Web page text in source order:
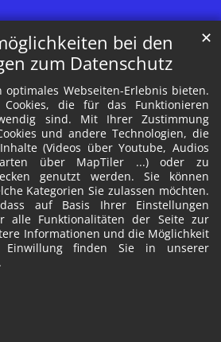
bei den
zum Datenschutz
Webseiten-Erlebnis bieten.
die für das Funktionieren
sind. Mit Ihrer Zustimmung
und andere Technologien, die
(Videos über Youtube, Audios
über MapTiler ...) oder zu
genutzt werden. Sie können
Kategorien Sie zulassen möchten.
auf Basis Ihrer Einstellungen
alle Funktionalitäten der Seite zur
Informationen und die Möglichkeit
finden Sie in unserer
.
✕